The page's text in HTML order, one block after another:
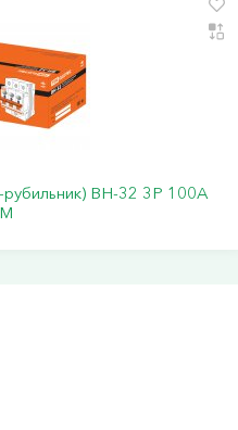
рубильник) ВН-32 3P 100A